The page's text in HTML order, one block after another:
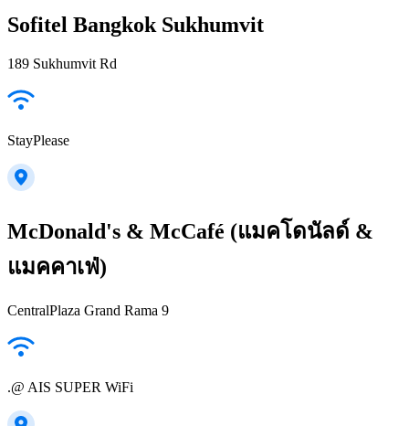
Sofitel Bangkok Sukhumvit
189 Sukhumvit Rd
StayPlease
McDonald's & McCafé (แมคโดนัลด์ &
แมคคาเฟ่)
CentralPlaza Grand Rama 9
.@ AIS SUPER WiFi